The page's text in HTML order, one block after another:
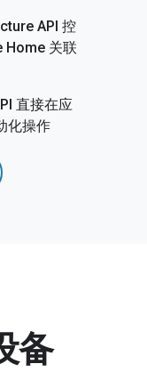
API 控
Home 关联
直接在应
化操作
备